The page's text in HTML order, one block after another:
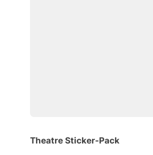
Theatre Sticker-Pack